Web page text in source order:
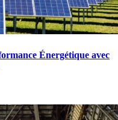
Énergétique avec